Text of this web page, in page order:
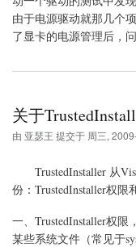
由于电源驱动就那几个
了显卡的电源管理后，
关于
由 亚瑟王 提交于 周三,
TrustedInstaller 从
份：TrustedInstaller权限
一、TrustedInstaller权
某些系统文件（常见于